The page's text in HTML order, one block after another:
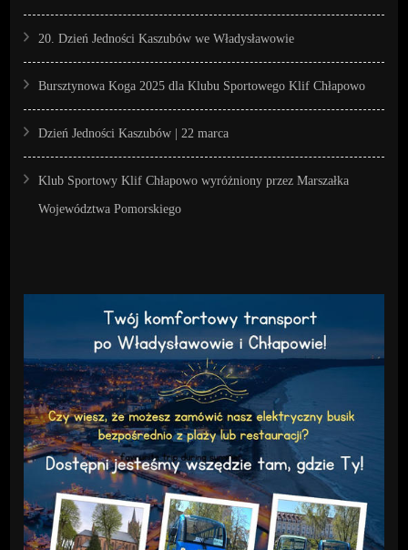
20. Dzień Jedności Kaszubów we Władysławowie
Bursztynowa Koga 2025 dla Klubu Sportowego Klif Chłapowo
Dzień Jedności Kaszubów | 22 marca
Klub Sportowy Klif Chłapowo wyróżniony przez Marszałka
Województwa Pomorskiego